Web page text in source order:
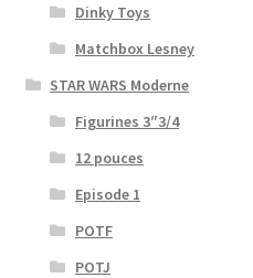
Dinky Toys
Matchbox Lesney
STAR WARS Moderne
Figurines 3″3/4
12 pouces
Episode 1
POTF
POTJ